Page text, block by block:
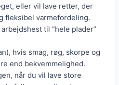
eller vil lave retter, der
fleksibel varmefordeling.
til “hele plader”
hvis smag, røg, skorpe og
end bekvemmelighed.
når du vil lave store